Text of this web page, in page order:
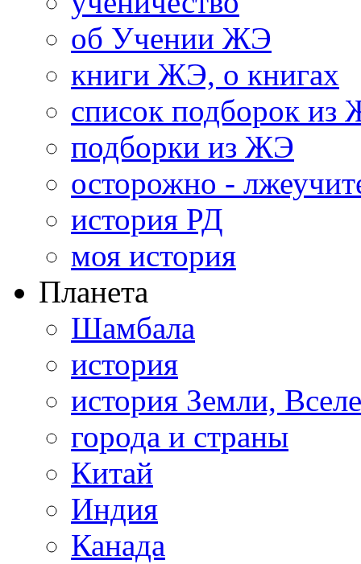
об Учении ЖЭ
книги ЖЭ, о книгах
список подборок из
подборки из ЖЭ
осторожно -
история РД
моя история
Планета
Шамбала
история
история Земли,
города и страны
Китай
Индия
Канада